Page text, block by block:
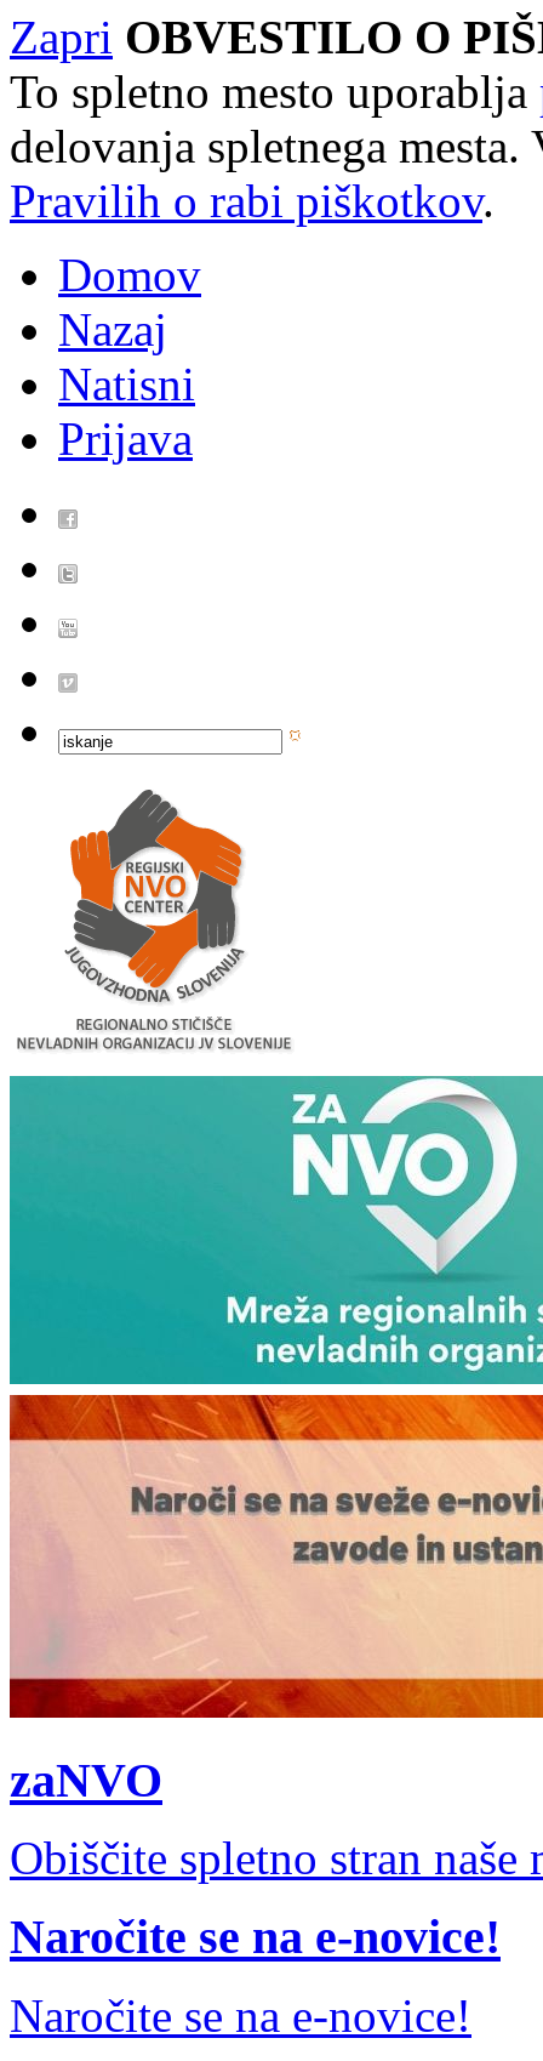
Zapri OBVESTILO O
To spletno mesto uporablja
delovanja spletnega
Pravilih o rabi piškotkov.
Domov
Nazaj
Natisni
Prijava
zaNVO
Obiščite spletno stran naše
Naročite se na e-novice!
Naročite se na e-novice!